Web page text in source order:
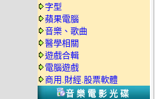
字型
蘋果電腦
音樂、歌曲
醫學相關
遊戲合輯
電腦遊戲
商用.財經.股票軟體
音樂電影光碟